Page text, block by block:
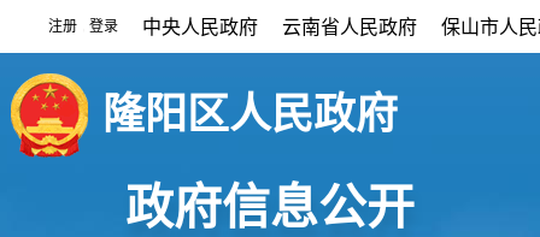
注册 登录 中央人民政府 云南省人民政府 保山市人
隆阳区人民政府
政府信息公开